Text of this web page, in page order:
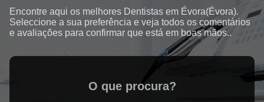
Encontre aqui os melhores Dentistas em Évora(Évora).
Seleccione a sua preferência e veja todos os comentários
e avaliações para confirmar que está em boas mãos..
O que procura?